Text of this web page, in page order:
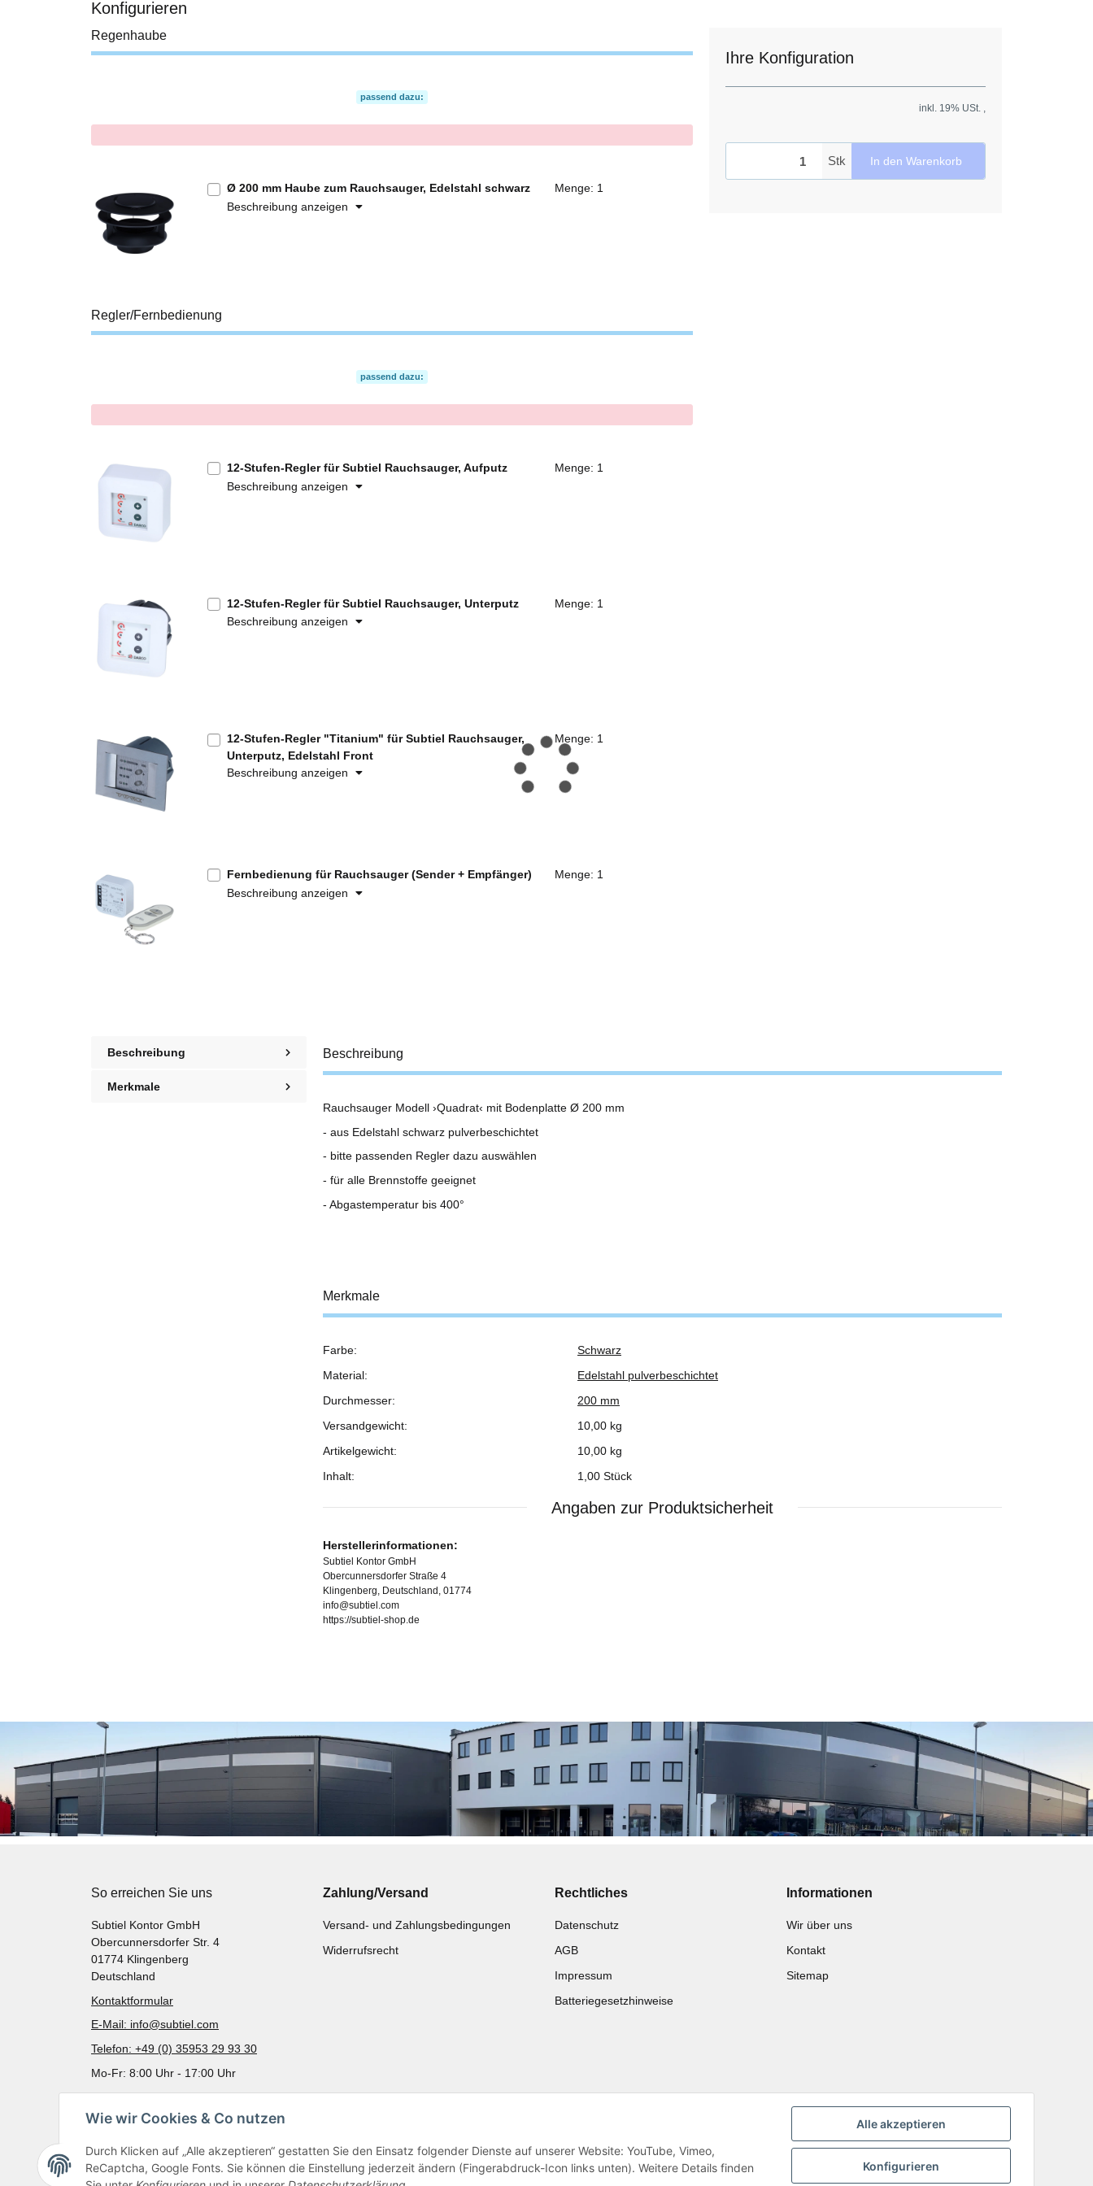
Alle akzeptieren
Konfigurieren
Wie wir Cookies & Co nutzen
Durch Klicken auf „Alle akzeptieren“ gestatten Sie den Einsatz folgender Dienste auf unserer Website: YouTube, Vimeo,
ReCaptcha, Google Fonts. Sie können die Einstellung jederzeit ändern (Fingerabdruck-Icon links unten). Weitere Details finden
Konfigurieren
Regenhaube
passend dazu:
x
Ø 200 mm Haube zum Rauchsauger, Edelstahl schwarz
Beschreibung anzeigen
Menge: 1
Regler/Fernbedienung
passend dazu:
12-Stufen-Regler für Subtiel Rauchsauger, Aufputz
Beschreibung anzeigen
Menge: 1
12-Stufen-Regler für Subtiel Rauchsauger, Unterputz
Beschreibung anzeigen
Menge: 1
12-Stufen-Regler "Titanium" für Subtiel Rauchsauger,
Unterputz, Edelstahl Front
Beschreibung anzeigen
Menge: 1
Fernbedienung für Rauchsauger (Sender + Empfänger)
Beschreibung anzeigen
Menge: 1
Ihre Konfiguration
inkl. 19% USt. ,
Stk In den Warenkorb
Beschreibung
Merkmale
Beschreibung
Rauchsauger Modell ›Quadrat‹ mit Bodenplatte Ø 200 mm
- aus Edelstahl schwarz pulverbeschichtet
- bitte passenden Regler dazu auswählen
- für alle Brennstoffe geeignet
- Abgastemperatur bis 400°
Merkmale
Produkteigenschaft
Wert
Farbe:
Schwarz
Material:
Edelstahl pulverbeschichtet
Durchmesser:
200 mm
Versandgewicht:
10,00 kg
Artikelgewicht:
10,00 kg
Inhalt:
1,00 Stück
Angaben zur Produktsicherheit
Herstellerinformationen:
Subtiel Kontor GmbH
Obercunnersdorfer Straße 4
Klingenberg, Deutschland, 01774
info@subtiel.com
https://subtiel-shop.de
So erreichen Sie uns
Subtiel Kontor GmbH
Obercunnersdorfer Str. 4
01774 Klingenberg
Deutschland
Kontaktformular
E-Mail: info@subtiel.com
Telefon: +49 (0) 35953 29 93 30
Mo-Fr: 8:00 Uhr - 17:00 Uhr
Zahlung/Versand
Versand- und Zahlungsbedingungen
Widerrufsrecht
Rechtliches
Datenschutz
AGB
Impressum
Batteriegesetzhinweise
Informationen
Wir über uns
Kontakt
Sitemap
Zur Schnellbestellung Preisliste anschauen